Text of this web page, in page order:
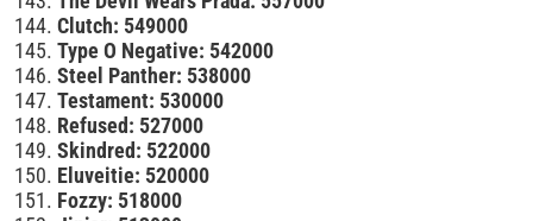
Clutch: 549000
Type O Negative: 542000
Steel Panther: 538000
Testament: 530000
Refused: 527000
Skindred: 522000
Eluveitie: 520000
Fozzy: 518000